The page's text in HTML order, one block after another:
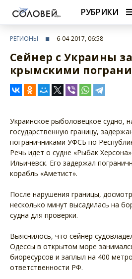
РУБРИКИ
РЕГИОНЫ 6-04-2017, 06:58
Сейнер с Украины
крымскими
Украинское рыболовецкое судно,
государственную границу,
пограничниками УФСБ по
Речь идет о судне «Рыбак
Ильичевск. Его задержал
корабль «Аметист».
После нарушения границы,
несколько минут высадилась на
судна для проверки.
Выяснилось, что сейнер
Одессы в открытом море
биоресурсов и заплыл на 400
ответственности РФ.